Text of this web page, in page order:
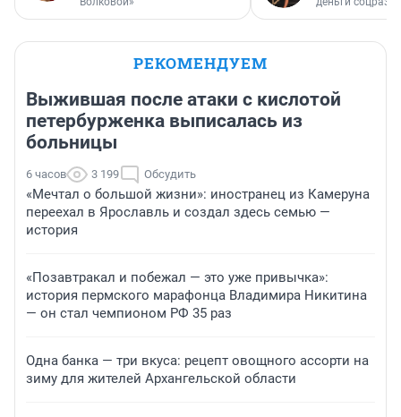
РЕКОМЕНДУЕМ
Выжившая после атаки с кислотой
петербурженка выписалась из
больницы
6 часов 3 199 Обсудить
«Мечтал о большой жизни»: иностранец из Камеруна
переехал в Ярославль и создал здесь семью —
история
«Позавтракал и побежал — это уже привычка»:
история пермского марафонца Владимира Никитина
— он стал чемпионом РФ 35 раз
Одна банка — три вкуса: рецепт овощного ассорти на
зиму для жителей Архангельской области